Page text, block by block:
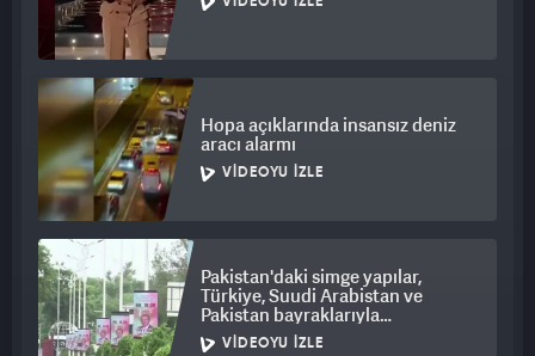
Hopa açıklarında insansız deniz
aracı alarmı
VIDEOYU İZLE
Pakistan'daki simge yapılar,
Türkiye, Suudi Arabistan ve
Pakistan bayraklarıyla
ışıklandırıldı
VIDEOYU İZLE